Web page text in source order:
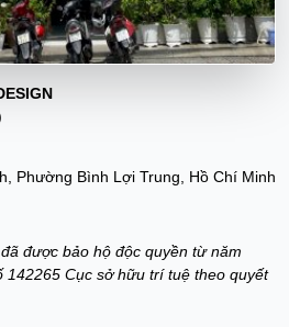
Phường Bình Lợi Trung, Hồ Chí Minh
được bảo hộ độc quyền từ năm
142265 Cục sở hữu trí tuệ theo quyết